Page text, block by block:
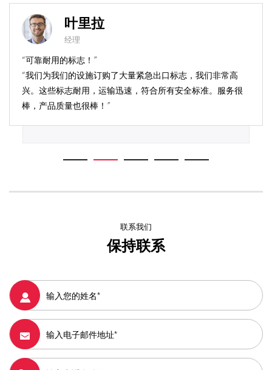
叶里拉
经理
“可靠耐用的标志！”
“我们为我们的设施订购了大量紧急出口标志，我们非常高
兴。这些标志耐用，运输迅速，符合所有安全标准。服务很
棒，产品质量也很棒！”
联系我们
保持联系